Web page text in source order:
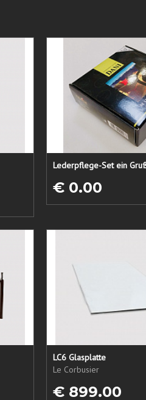
€ 0.00
LC6 Glasplatte
Le Corbusier
€ 899.00